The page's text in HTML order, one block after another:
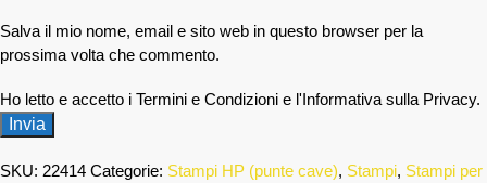
Salva il mio nome, email e sito web in questo browser per la
prossima volta che commento.
Ho letto e accetto i Termini e Condizioni e l'Informativa sulla Privacy.
SKU: 22414 Categorie: Stampi HP (punte cave), Stampi, Stampi per